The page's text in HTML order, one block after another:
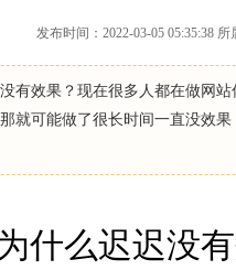
发布时间：2022-03-05 05:35:38
有效果？现在很多人都在做网
就可能做了很长时间一直没效
么迟迟没